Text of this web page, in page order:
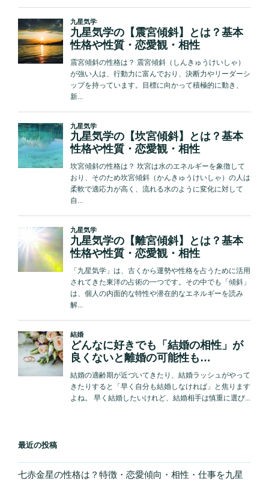
最近の投稿
七赤金星の性格は？特徴・恋愛傾向・相性・仕事を九星